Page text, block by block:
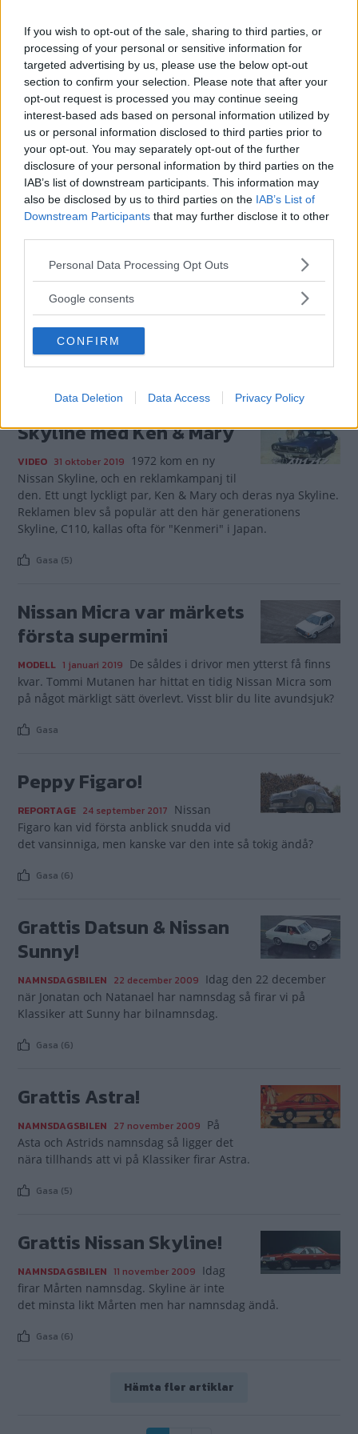
If you wish to opt-out of the sale, sharing to third parties, or
processing of your personal or sensitive information for
targeted advertising by us, please use the below opt-out
section to confirm your selection. Please note that after your
opt-out request is processed you may continue seeing
interest-based ads based on personal information utilized by
us or personal information disclosed to third parties prior to
your opt-out. You may separately opt-out of the further
disclosure of your personal information by third parties on the
IAB’s list of downstream participants. This information may
also be disclosed by us to third parties on the IAB’s List of
Downstream Participants that may further disclose it to other
Please note that this website/app uses one or more Google
not limited to your visit or usage behaviour. You may click to
use your data for below specified purposes in below Google
consent section.
Personal Data Processing Opt Outs
Google consents
CONFIRM
Data Deletion Data Access Privacy Policy
Gasa (7)
Nissans första Silvia
REPORTAGE 9 november 2020
Den visades
upp på Tokyomässan som Datsun 1500
Sport coupé, men det lät ju inget vidare elegant. Så
omgående döptes den om till Nissan Silvia.
Gasa (6)
Japanska bilar i Sverige:
Spaning på originalen
REPORTAGE 1 mars 2020
närmare en halv miljon japanska bilar i Sverige. Idag är
bara några få procent vid liv. Vi ger oss ut för att försöka
hitta överlevarna som väcker känslor. Eller?
Skyline med Ken & Mary
VIDEO 31 oktober 2019 1972 kom en ny
Nissan Skyline, och en reklamkampanj til
den. Ett ungt lyckligt par, Ken & Mary och deras nya Skyline.
Reklamen blev så populär att den här generationens
Skyline, C110, kallas ofta för "Kenmeri" i Japan.
Gasa (5)
Nissan Micra var märkets
första supermini
MODELL 1 januari 2019 De såldes i drivor men ytterst få finns
kvar. Tommi Mutanen har hittat en tidig Nissan Micra som
på något märkligt sätt överlevt. Visst blir du lite avundsjuk?
Gasa
Peppy Figaro!
REPORTAGE 24 september 2017 Nissan
Figaro kan vid första anblick snudda vid
det vansinniga, men kanske var den inte så tokig ändå?
Gasa (6)
Grattis Datsun & Nissan
Sunny!
NAMNSDAGSBILEN 22 december 2009 Idag den 22 december
när Jonatan och Natanael har namnsdag så firar vi på
Klassiker att Sunny har bilnamnsdag.
Gasa (6)
Grattis Astra!
NAMNSDAGSBILEN 27 november 2009 På
Asta och Astrids namnsdag så ligger det
nära tillhands att vi på Klassiker firar Astra.
Gasa (5)
Grattis Nissan Skyline!
NAMNSDAGSBILEN 11 november 2009 Idag
firar Mårten namnsdag. Skyline är inte
det minsta likt Mårten men har namnsdag ändå.
Gasa (6)
Hämta fler artiklar